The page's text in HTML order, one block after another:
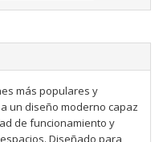
más populares y
un diseño moderno capaz
de funcionamiento y
Diseñado para